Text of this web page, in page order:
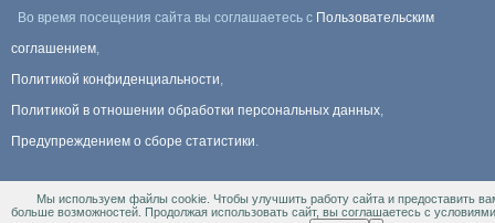
Во время посещения сайта вы соглашаетесь с Пользовательским
соглашением,
Политикой конфиденциальности,
Политикой в отношении обработки персональных данных,
Предупреждением о сборе статистики.
Информация Для правообладателей.
Мы используем файлы cookie. Чтобы улучшить работу сайта и предоставить
больше возможностей. Продолжая использовать сайт, вы соглашаетесь с условиями